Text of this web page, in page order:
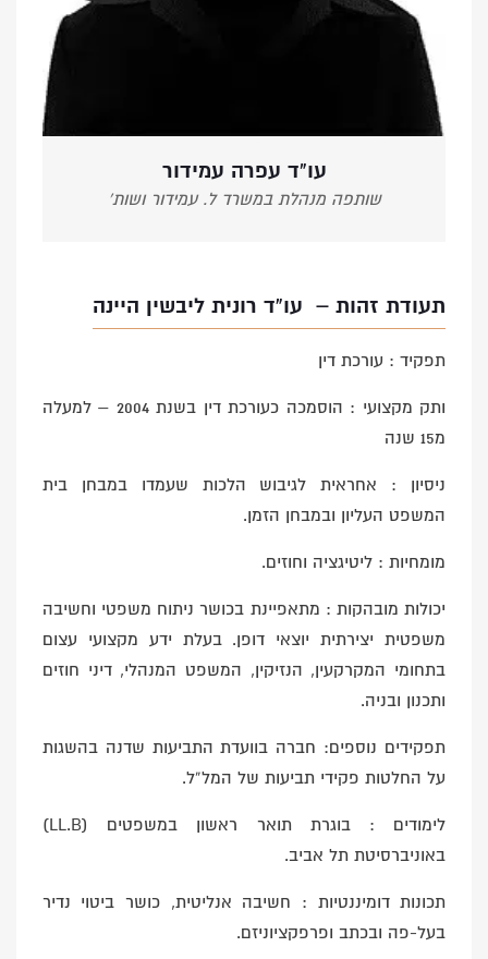
עו"ד עפרה עמידור
שותפה מנהלת במשרד ל. עמידור ושות'
תעודת זהות – עו”ד רונית ליבשין היינה
תפקיד : עורכת דין
ותק מקצועי : הוסמכה כעורכת דין בשנת 2004 – למעלה
מ15 שנה
ניסיון : אחראית לגיבוש הלכות שעמדו במבחן בית
המשפט העליון ובמבחן הזמן.
מומחיות : ליטיגציה וחוזים.
יכולות מובהקות : מתאפיינת בכושר ניתוח משפטי וחשיבה
משפטית יצירתית יוצאי דופן. בעלת ידע מקצועי עצום
בתחומי המקרקעין, הנזיקין, המשפט המנהלי, דיני חוזים
ותכנון ובניה.
תפקידים נוספים: חברה בוועדת התביעות שדנה בהשגות
על החלטות פקידי תביעות של המל”ל.
לימודים : בוגרת תואר ראשון במשפטים (LL.B)
באוניברסיטת תל אביב.
תכונות דומיננטיות : חשיבה אנליטית, כושר ביטוי נדיר
בעל-פה ובכתב ופרפקציוניזם.